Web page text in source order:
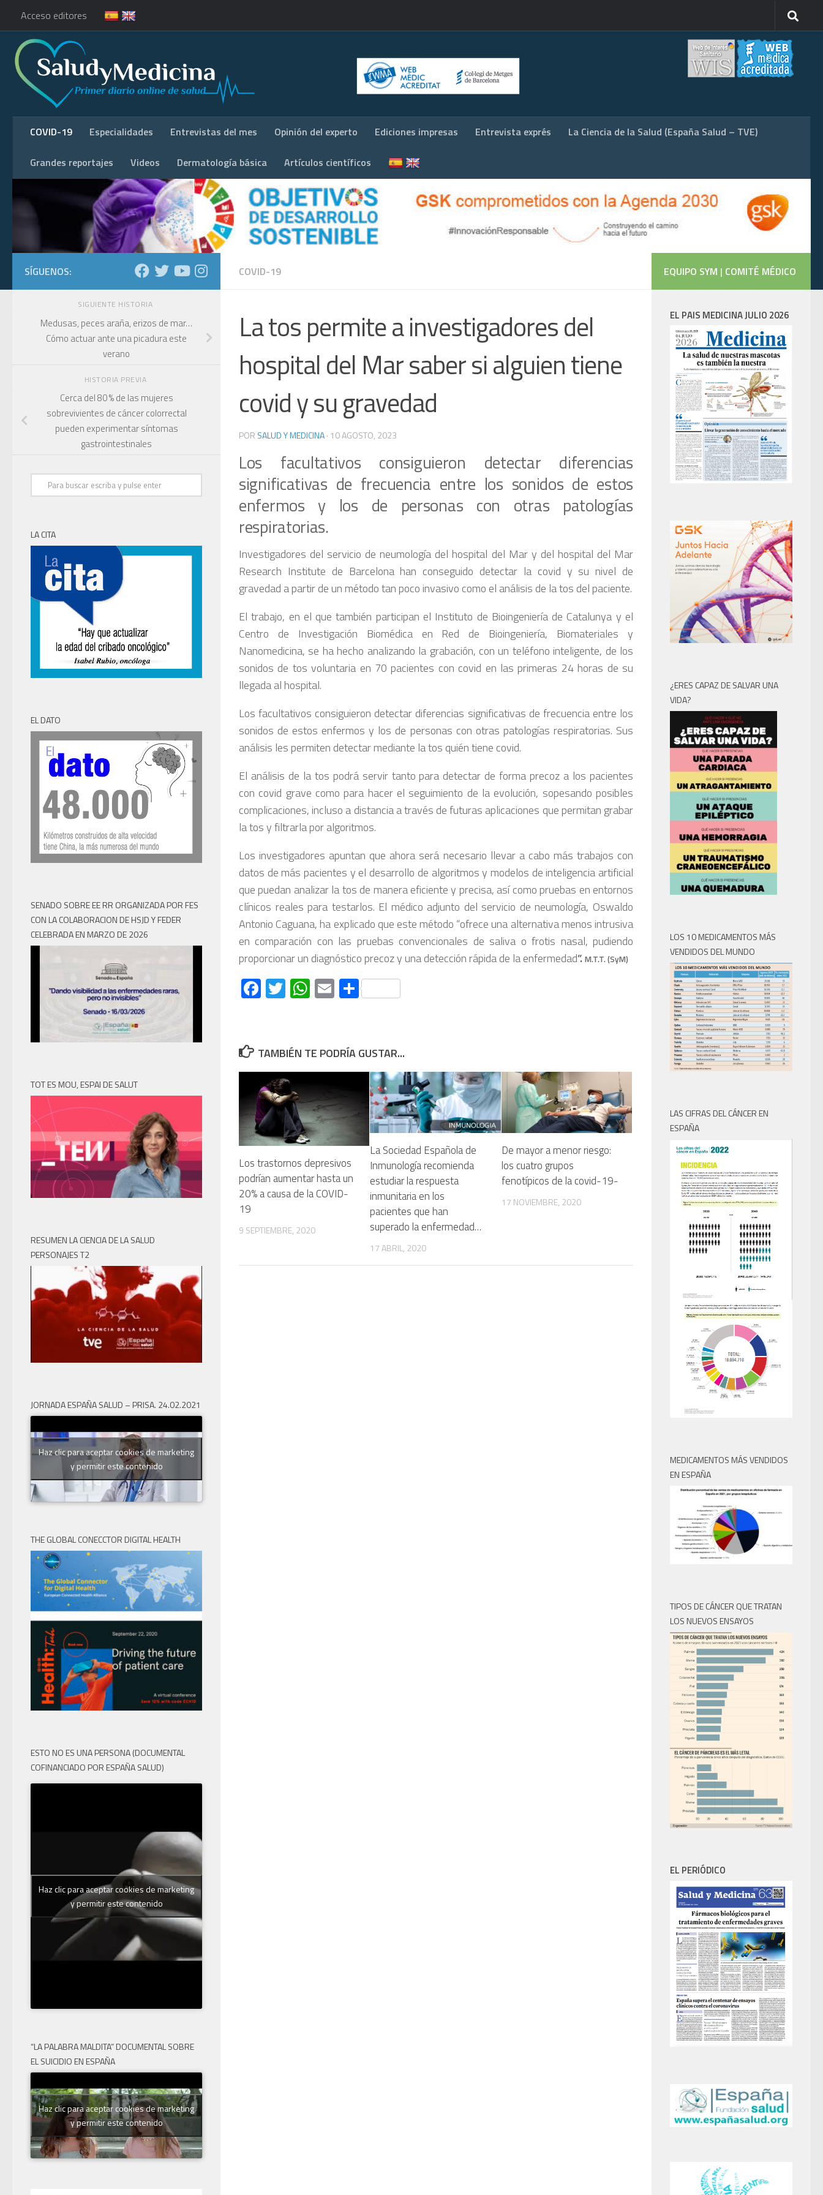
Acceso editores
COVID-19 Especialidades Entrevistas del mes Opinión del experto Ediciones impresas Entrevista exprés La Ciencia de la Salud (España Salud – TVE)
Grandes reportajes Videos Dermatología básica Artículos científicos
COVID-19
La tos permite a investigadores del
hospital del Mar saber si alguien tiene
covid y su gravedad
POR SALUD Y MEDICINA· 10 AGOSTO, 2023
Los facultativos consiguieron detectar diferencias
significativas de frecuencia entre los sonidos de estos
enfermos y los de personas con otras patologías
respiratorias.
Investigadores del servicio de neumología del hospital del Mar y del hospital del Mar
Research Institute de Barcelona han conseguido detectar la covid y su nivel de
gravedad a partir de un método tan poco invasivo como el análisis de la tos del paciente.
El trabajo, en el que también participan el Instituto de Bioingeniería de Catalunya y el
Centro de Investigación Biomédica en Red de Bioingeniería, Biomateriales y
Nanomedicina, se ha hecho analizando la grabación, con un teléfono inteligente, de los
sonidos de tos voluntaria en 70 pacientes con covid en las primeras 24 horas de su
llegada al hospital.
Los facultativos consiguieron detectar diferencias significativas de frecuencia entre los
sonidos de estos enfermos y los de personas con otras patologías respiratorias. Sus
análisis les permiten detectar mediante la tos quién tiene covid.
El análisis de la tos podrá servir tanto para detectar de forma precoz a los pacientes
con covid grave como para hacer el seguimiento de la evolución, sopesando posibles
complicaciones, incluso a distancia a través de futuras aplicaciones que permitan grabar
la tos y filtrarla por algoritmos.
Los investigadores apuntan que ahora será necesario llevar a cabo más trabajos con
datos de más pacientes y el desarrollo de algoritmos y modelos de inteligencia artificial
que puedan analizar la tos de manera eficiente y precisa, así como pruebas en entornos
clínicos reales para testarlos. El médico adjunto del servicio de neumología, Oswaldo
Antonio Caguana, ha explicado que este método “ofrece una alternativa menos intrusiva
en comparación con las pruebas convencionales de saliva o frotis nasal, pudiendo
proporcionar un diagnóstico precoz y una detección rápida de la enfermedad”. M.T.T. (SyM)
Facebook
Twitter
WhatsApp
EmailCompartir
TAMBIÉN TE PODRÍA GUSTAR...
Los trastornos depresivos
podrían aumentar hasta un
20% a causa de la COVID-
19
9 SEPTIEMBRE, 2020
La Sociedad Española de
Inmunología recomienda
estudiar la respuesta
inmunitaria en los
pacientes que han
superado la enfermedad…
17 ABRIL, 2020
De mayor a menor riesgo:
los cuatro grupos
fenotípicos de la covid-19-
17 NOVIEMBRE, 2020
SÍGUENOS:
SIGUIENTE HISTORIA
Medusas, peces araña, erizos de mar…
Cómo actuar ante una picadura este
verano
HISTORIA PREVIA
Cerca del 80 % de las mujeres
sobrevivientes de cáncer colorrectal
pueden experimentar síntomas
gastrointestinales
LA CITA
EL DATO
SENADO SOBRE EE RR ORGANIZADA POR FES
CON LA COLABORACION DE HSJD Y FEDER
CELEBRADA EN MARZO DE 2026
TOT ES MOU, ESPAI DE SALUT
RESUMEN LA CIENCIA DE LA SALUD
PERSONAJES T2
JORNADA ESPAÑA SALUD – PRISA. 24.02.2021
Haz clic para aceptar cookies de marketing
y permitir este contenido
THE GLOBAL CONECCTOR DIGITAL HEALTH
ESTO NO ES UNA PERSONA (DOCUMENTAL
COFINANCIADO POR ESPAÑA SALUD)
Haz clic para aceptar cookies de marketing
y permitir este contenido
“LA PALABRA MALDITA” DOCUMENTAL SOBRE
EL SUICIDIO EN ESPAÑA
Haz clic para aceptar cookies de marketing
y permitir este contenido
EQUIPO SYM | COMITÉ MÉDICO
EL PAIS MEDICINA JULIO 2026
¿ERES CAPAZ DE SALVAR UNA
VIDA?
LOS 10 MEDICAMENTOS MÁS
VENDIDOS DEL MUNDO
LAS CIFRAS DEL CÁNCER EN
ESPAÑA
MEDICAMENTOS MÁS VENDIDOS
EN ESPAÑA
TIPOS DE CÁNCER QUE TRATAN
LOS NUEVOS ENSAYOS
EL PERIÓDICO